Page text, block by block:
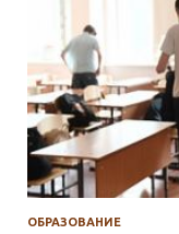
ОБРАЗОВАНИЕ